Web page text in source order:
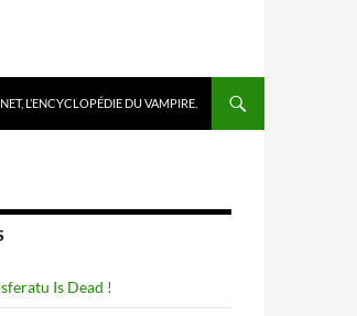
L’ENCYCLOPÉDIE DU VAMPIRE.
Is Dead !